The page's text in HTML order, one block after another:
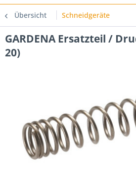
Übersicht Schneidgeräte
GARDENA Ersatzteil /
20)